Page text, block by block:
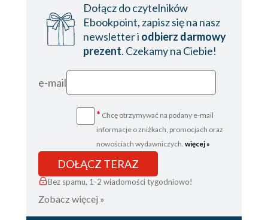
Dołącz do czytelników
Ebookpoint, zapisz się na nasz
newsletter i odbierz darmowy
prezent. Czekamy na Ciebie!
e-mail
* Chcę otrzymywać na podany e-mail
informacje o zniżkach, promocjach oraz
nowościach wydawniczych. więcej »
DOŁĄCZ TERAZ
Bez spamu, 1-2 wiadomości tygodniowo!
Zobacz więcej »